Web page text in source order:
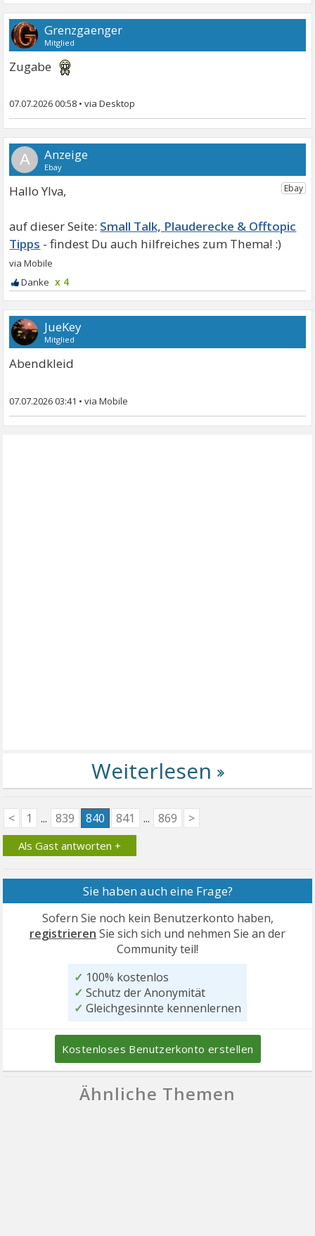
Grenzgaenger
Mitglied
Zugabe
07.07.2026 00:58 •
A
Hallo Ylva,
Small Talk, Plauderecke & Offtopic
Tipps
x 4
JueKey
Mitglied
Abendkleid
07.07.2026 03:41 •
< 1 ... 839 840 841 ... 869 >
Als Gast antworten +
Sie haben auch eine Frage?
Sofern Sie noch kein Benutzerkonto haben,
registrieren Sie sich sich und nehmen Sie an der
Community teil!
✓ 100% kostenlos
✓ Schutz der Anonymität
✓ Gleichgesinnte kennenlernen
Kostenloses Benutzerkonto erstellen
Ähnliche Themen